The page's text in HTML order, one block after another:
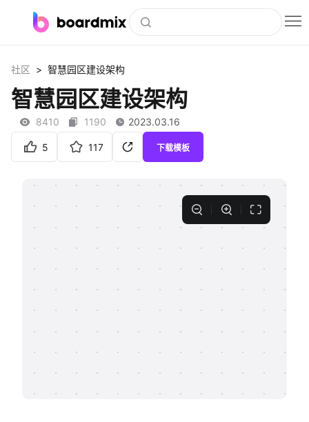
社区资源
下载
私有化部署
帮助中心
社区 > 智慧园区建设架构
智慧园区建设架构
8410 1190 2023.03.16
5 117 下载模板